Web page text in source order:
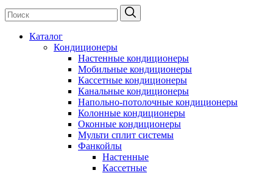
Каталог
Кондиционеры
Настенные кондиционеры
Мобильные кондиционеры
Кассетные кондиционеры
Канальные кондиционеры
Напольно-потолочные кондиционеры
Колонные кондиционеры
Оконные кондиционеры
Мульти сплит системы
Фанкойлы
Настенные
Кассетные